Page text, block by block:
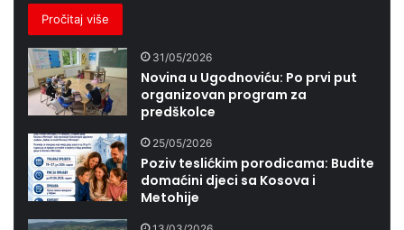
Pročitaj više
31/05/2026
Novina u Ugodnoviću: Po prvi put
organizovan program za
predškolce
25/05/2026
Poziv teslićkim porodicama: Budite
domaćini djeci sa Kosova i
Metohije